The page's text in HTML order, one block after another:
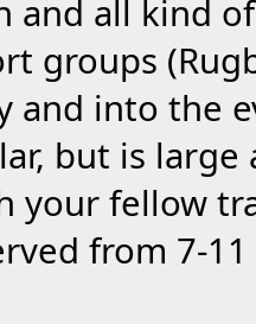
and all kind
groups
and into the
but is
your fellow
from 7-